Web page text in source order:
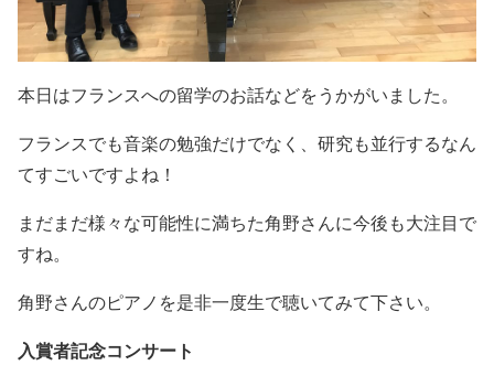
本日はフランスへの留学のお話などをうかがいました。
フランスでも音楽の勉強だけでなく、研究も並行するなん
てすごいですよね！
まだまだ様々な可能性に満ちた角野さんに今後も大注目で
すね。
角野さんのピアノを是非一度生で聴いてみて下さい。
入賞者記念コンサート